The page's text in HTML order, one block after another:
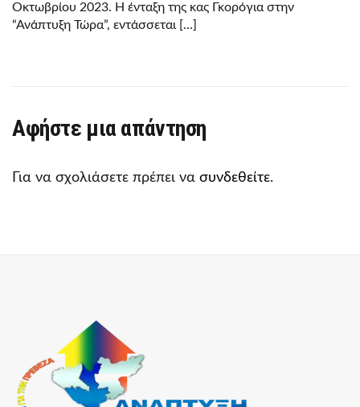
Οκτωβρίου 2023. Η ένταξη της κας Γκορόγια στην
“Ανάπτυξη Τώρα”, εντάσσεται […]
Αφήστε μια απάντηση
Για να σχολιάσετε πρέπει να συνδεθείτε.